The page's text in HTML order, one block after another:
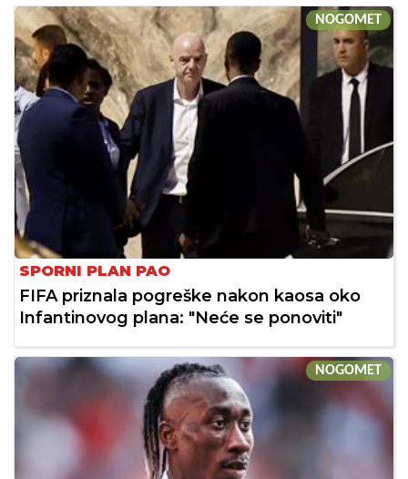
NOGOMET
SPORNI PLAN PAO
FIFA priznala pogreške nakon kaosa oko
Infantinovog plana: "Neće se ponoviti"
NOGOMET